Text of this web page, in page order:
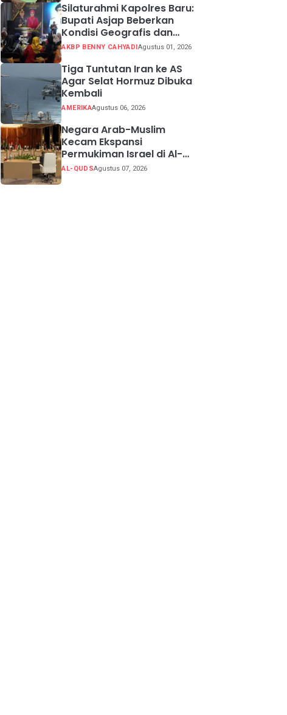
Silaturahmi Kapolres Baru:
Bupati Asjap Beberkan
Kondisi Geografis dan
Potensi Kabupaten
AKBP BENNY CAHYADIAgustus 01, 2026
Tiga Tuntutan Iran ke AS
Agar Selat Hormuz Dibuka
Kembali
AMERIKAAgustus 06, 2026
Negara Arab-Muslim
Kecam Ekspansi
Permukiman Israel di Al-
Quds Timur
AL-QUDSAgustus 07, 2026